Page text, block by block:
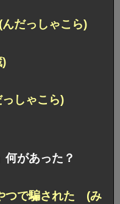
だっしゃこら)
)
しゃこら)
何があった？
つで騙された (み